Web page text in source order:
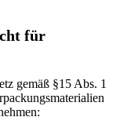
für
gemäß §15 Abs. 1